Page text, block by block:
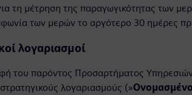
τη μέτρηση της παραγωγικότητας των
των μερών το αργότερο 30 ημέρες
λογαριασμοί
του παρόντος Προσαρτήματος
λογαριασμούς (»